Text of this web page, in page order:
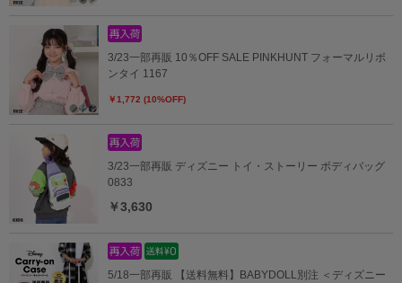
3/23一部再販 10％OFF SALE PINKHUNT フォーマルリボ
ンタイ 1167
￥1,772 (10%OFF)
3/23一部再販 ディズニー トイ・ストーリー ボディバッグ
0833
￥3,630
5/18一部再販 【送料無料】BABYDOLL別注 ＜ディズニー